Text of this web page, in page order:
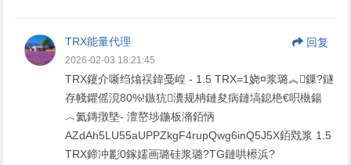
TRX能量代理 回复
2026-02-03 18:21:45
TRX鑳介噺绉熻祦鍏戞崲 - 1.5 TRX=1娆¤浆璐︽鏁?鐩
存帴鑺傜渷80%!鏃犺瀵规柟鏈夋病鏈塙鎴栬€呮槸鍚
︿氦鏄撴墍- 澶嶅埗鍦板潃銆怲
AZdAh5LU55aUPPZkgF4rupQwg6inQ5J5X銆戣浆 1.5
TRX鍗冲彲0鎵嬬画璐硅浆璐?TG鏈哄櫒浜?